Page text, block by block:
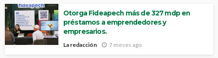
Otorga Fideapech más de 327 mdp en
préstamos a emprendedores y
empresarios.
La redacción 7 meses ago